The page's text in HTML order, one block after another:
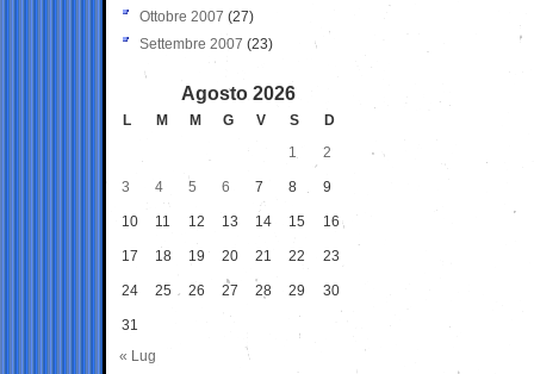
Ottobre 2007 (27)
Settembre 2007 (23)
Agosto 2026
L M M G V S
D
1
2
3 4 5 6 7 8 9
10 11 12 13 14 15 16
17 18 19 20 21 22 23
24 25 26 27 28 29 30
31
« Lug